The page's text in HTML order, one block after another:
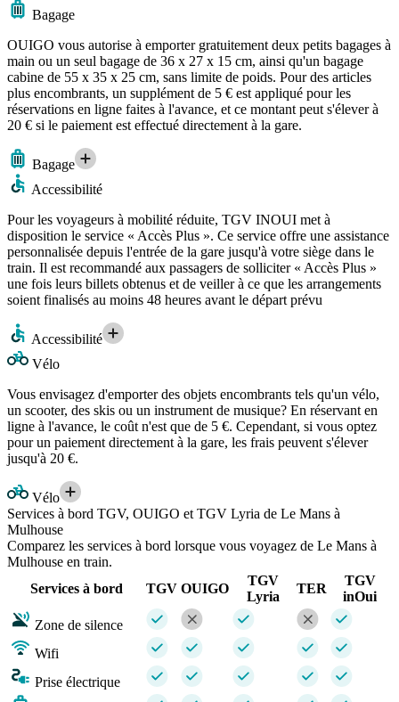
Bagage
OUIGO vous autorise à emporter gratuitement deux petits bagages à
main ou un seul bagage de 36 x 27 x 15 cm, ainsi qu'un bagage
cabine de 55 x 35 x 25 cm, sans limite de poids. Pour des articles
plus encombrants, un supplément de 5 € est appliqué pour les
réservations en ligne faites à l'avance, et ce montant peut s'élever à
20 € si le paiement est effectué directement à la gare.
Bagage
Accessibilité
Pour les voyageurs à mobilité réduite, TGV INOUI met à
disposition le service « Accès Plus ». Ce service offre une assistance
personnalisée depuis l'entrée de la gare jusqu'à votre siège dans le
train. Il est recommandé aux passagers de solliciter « Accès Plus »
une fois leurs billets obtenus et de veiller à ce que les arrangements
soient finalisés au moins 48 heures avant le départ prévu
Accessibilité
Vélo
Vous envisagez d'emporter des objets encombrants tels qu'un vélo,
un scooter, des skis ou un instrument de musique? En réservant en
ligne à l'avance, le coût n'est que de 5 €. Cependant, si vous optez
pour un paiement directement à la gare, les frais peuvent s'élever
jusqu'à 20 €.
Vélo
Services à bord TGV, OUIGO et TGV Lyria de Le Mans à
Mulhouse
Comparez les services à bord lorsque vous voyagez de Le Mans à
Mulhouse en train.
Services à bord
TGV OUIGO
TGV
Lyria
TER
TGV
inOui
Zone de silence
Wifi
Prise électrique